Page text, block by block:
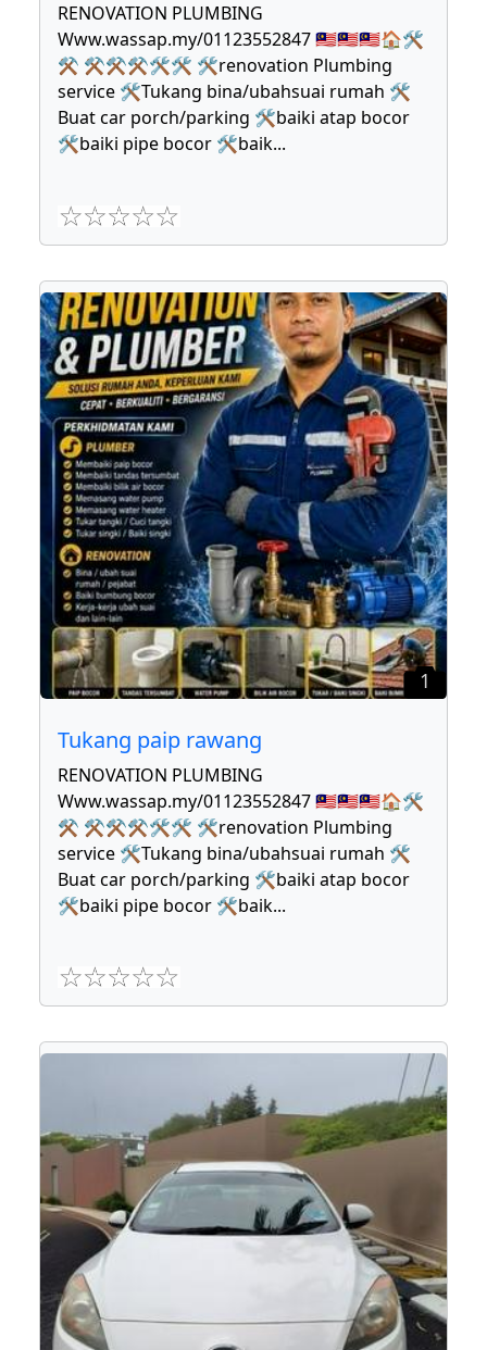
RENOVATION PLUMBING
Www.wassap.my/01123552847 🇲🇾🇲🇾🇲🇾🏠🛠
⚒ ⚒⚒⚒🛠🛠 🛠renovation Plumbing
service 🛠Tukang bina/ubahsuai rumah 🛠
Buat car porch/parking 🛠baiki atap bocor
🛠baiki pipe bocor 🛠baik...
1
Tukang paip rawang
RENOVATION PLUMBING
Www.wassap.my/01123552847 🇲🇾🇲🇾🇲🇾🏠🛠
⚒ ⚒⚒⚒🛠🛠 🛠renovation Plumbing
service 🛠Tukang bina/ubahsuai rumah 🛠
Buat car porch/parking 🛠baiki atap bocor
🛠baiki pipe bocor 🛠baik...